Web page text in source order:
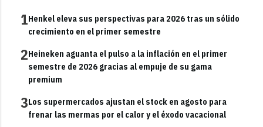
1Henkel eleva sus perspectivas para 2026 tras un sólido
crecimiento en el primer semestre
2Heineken aguanta el pulso a la inflación en el primer
semestre de 2026 gracias al empuje de su gama
premium
3Los supermercados ajustan el stock en agosto para
frenar las mermas por el calor y el éxodo vacacional